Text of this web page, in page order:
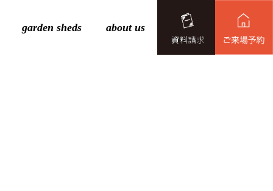
garden sheds about us